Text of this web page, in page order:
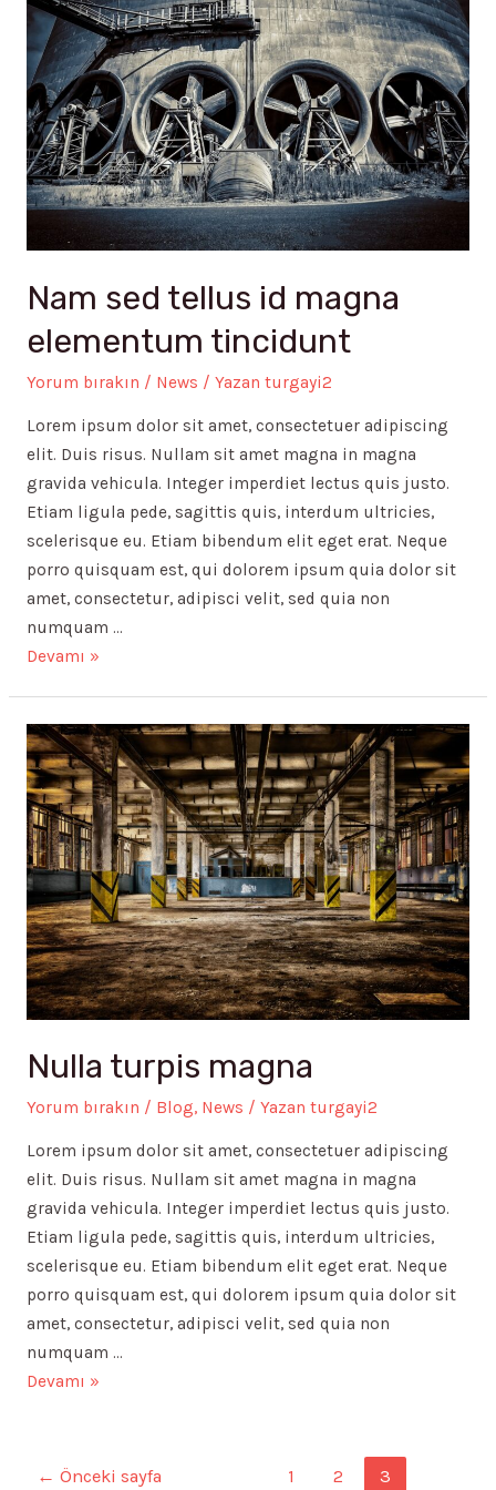
Nam sed tellus id magna
elementum tincidunt
Yorum bırakın / News / Yazan turgayi2
Lorem ipsum dolor sit amet, consectetuer adipiscing
elit. Duis risus. Nullam sit amet magna in magna
gravida vehicula. Integer imperdiet lectus quis justo.
Etiam ligula pede, sagittis quis, interdum ultricies,
scelerisque eu. Etiam bibendum elit eget erat. Neque
porro quisquam est, qui dolorem ipsum quia dolor sit
amet, consectetur, adipisci velit, sed quia non
numquam …
Nam
id
magna
elementum
tincidunt
Devamı »
Nulla turpis magna
Yorum bırakın / Blog, News / Yazan turgayi2
Lorem ipsum dolor sit amet, consectetuer adipiscing
elit. Duis risus. Nullam sit amet magna in magna
gravida vehicula. Integer imperdiet lectus quis justo.
Etiam ligula pede, sagittis quis, interdum ultricies,
scelerisque eu. Etiam bibendum elit eget erat. Neque
porro quisquam est, qui dolorem ipsum quia dolor sit
amet, consectetur, adipisci velit, sed quia non
numquam …
Nulla
Devamı »
← Önceki sayfa 1 2 3